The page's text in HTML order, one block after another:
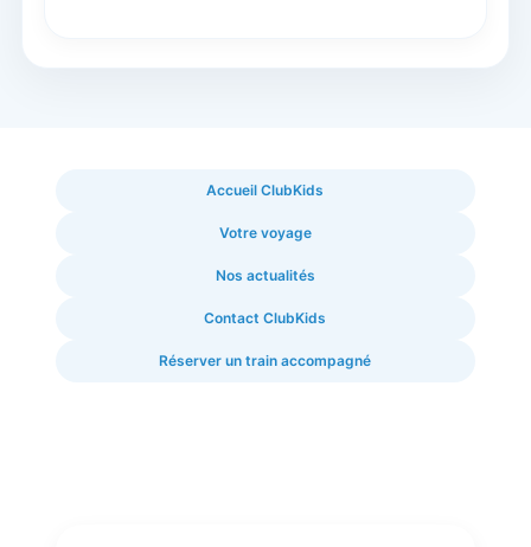
Accueil ClubKids
Votre voyage
Nos actualités
Contact ClubKids
Réserver un train accompagné